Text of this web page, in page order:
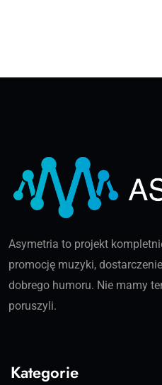
Asymetria to projekt
promocję muzyki,
dobrego humoru. Nie mamy
poruszyli.
Kategorie